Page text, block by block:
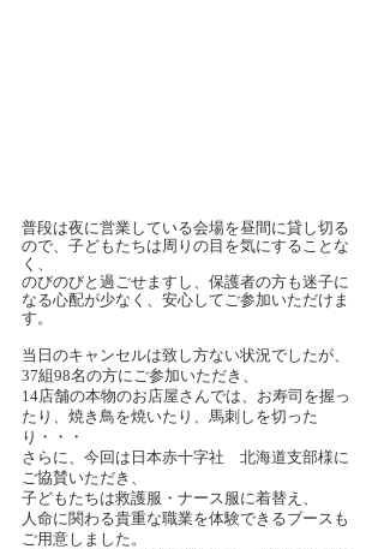
普段は夜に営業している会場を昼間に貸し切る
ので、子どもたちは周りの目を気にすることな
く、
のびのびと過ごせますし、保護者の方も迷子に
なる心配が少なく、安心してご参加いただけま
す。
当日のキャンセルは致し方ない状況でしたが、
37組98名の方にご参加いただき、
14店舗の本物のお店屋さんでは、お寿司を握っ
たり、焼き鳥を焼いたり、馬刺しを切った
り・・・
さらに、今回は日本赤十字社　北海道支部様に
ご協賛いただき、
子どもたちは救護服・ナース服に着替え、
人命に関わる貴重な職業を体験できるブースも
ご用意しました。